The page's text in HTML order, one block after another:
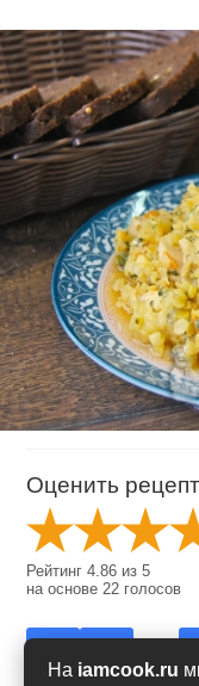
На iamcook.ru
Оценить рецепт
Рейтинг4.86 из5
на основе 22 голосов